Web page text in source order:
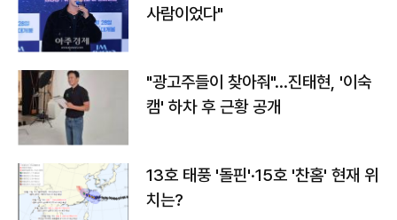
사람이었다"
"광고주들이 찾아줘"…진태현, '이숙
캠' 하차 후 근황 공개
13호 태풍 '돌핀'·15호 '찬홈' 현재 위
치는?